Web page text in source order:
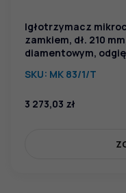
Igłotrzymacz
zamkiem, dł. 210
diamentowym,
SKU: MK 83/1/T
3 273,03 zł